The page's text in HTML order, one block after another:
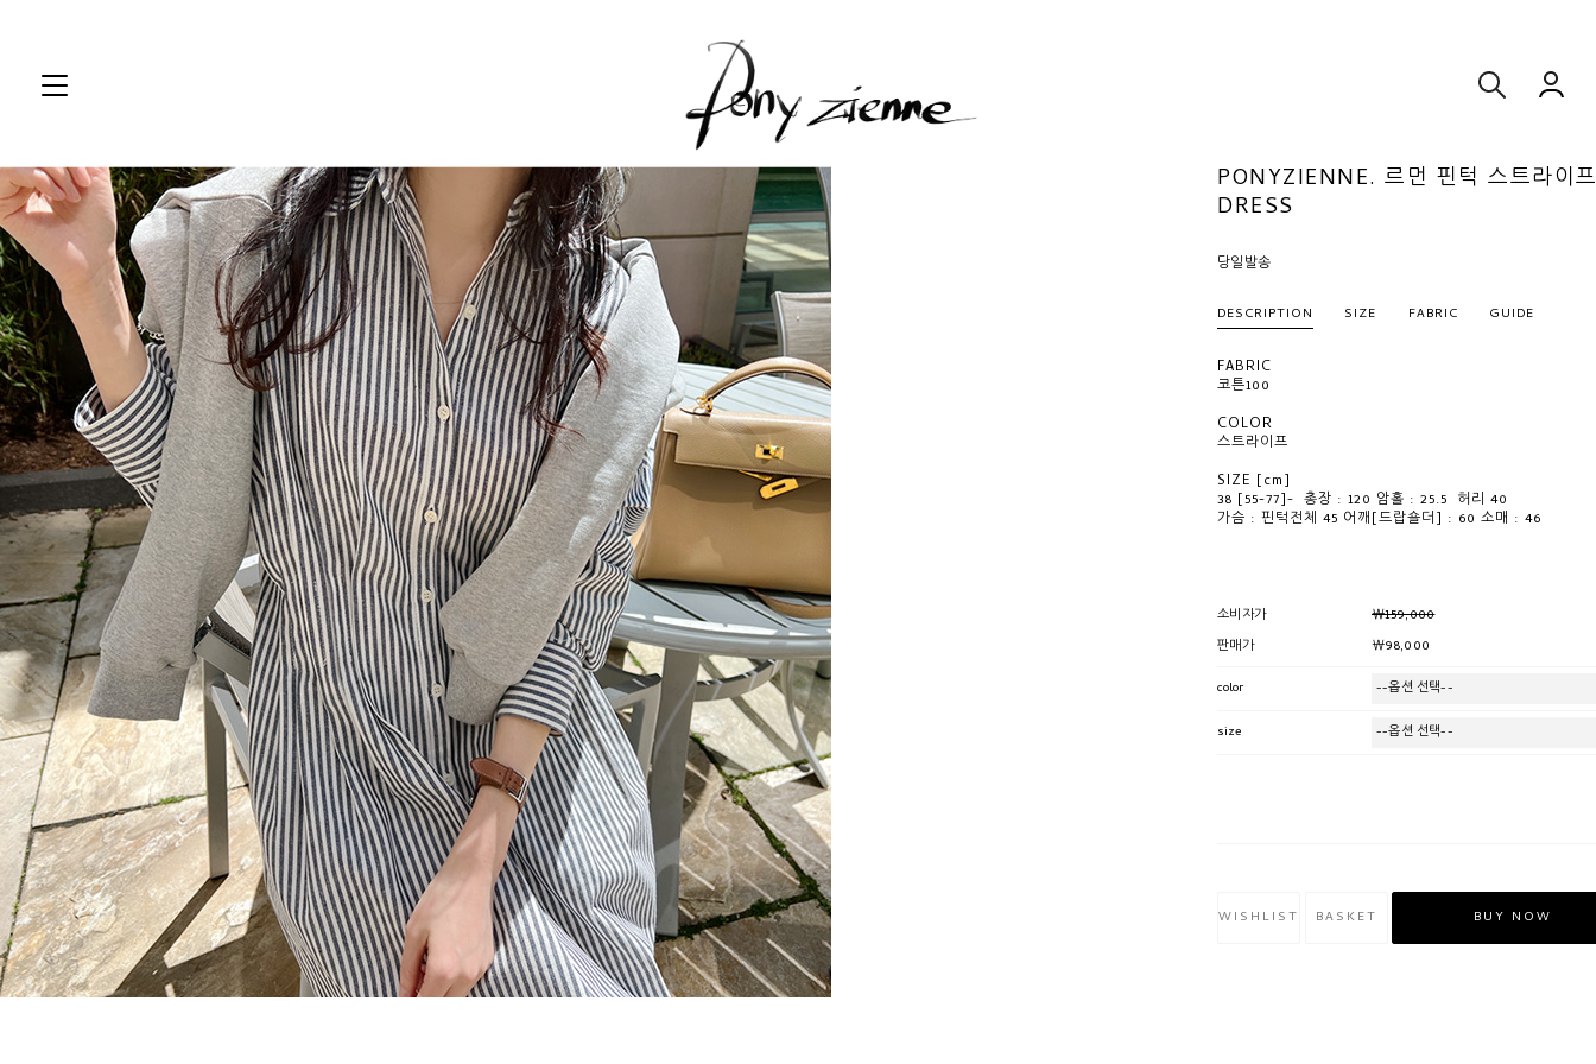
PONYZIENNE. 르먼 핀턱 스트라이
DRESS
당일발송
DESCRIPTION SIZE FABRIC GUIDE
FABRIC
코튼100
COLOR
스트라이프
SIZE [cm]
38 [55-77]- 총장 : 120 암홀 : 25.5 허리 40
가슴 : 핀턱전체 45 어깨[드랍숄더] : 60 소매 : 46
소비자가 ￦159,000
판매가 ￦98,000
color
size
WISHLIST BASKET BUY NOW